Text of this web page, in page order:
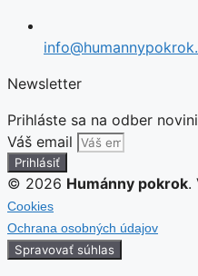
Newsletter
Prihláste sa na odber
Váš email
Prihlásiť
© 2026 Humánny pokrok.
Cookies
Ochrana osobných údajov
Spravovať súhlas